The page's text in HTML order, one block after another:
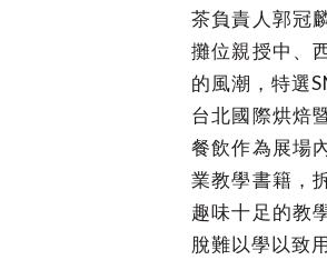
茶負責人郭冠
攤位親授中、
的風潮，特選
台北國際烘焙
餐飲作為展場
業教學書籍，
趣味十足的教
脫難以學以致